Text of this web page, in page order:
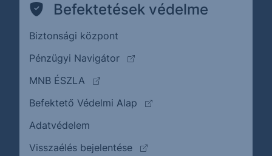
Befektetések védelme
Biztonsági központ
Pénzügyi Navigátor
(külső oldalra ugrik)
MNB ÉSZLA
(külső oldalra ugrik)
Befektető Védelmi Alap
(külső oldalra ugrik)
Adatvédelem
Visszaélés bejelentése
(külső oldalra ugrik)